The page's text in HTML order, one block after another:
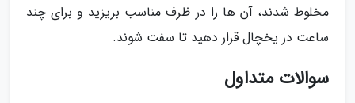
مخلوط شدند، آن ها را در ظرف مناسب بریزید و برای چند
ساعت در یخچال قرار دهید تا سفت شوند.
سوالات متداول